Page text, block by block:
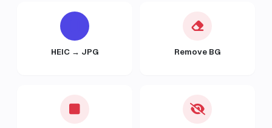
HEIC → JPG Remove BG